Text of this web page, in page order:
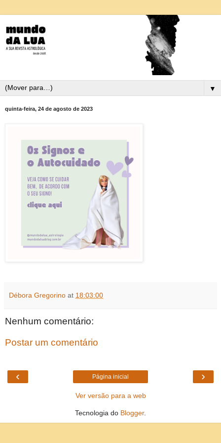
▼
quinta-feira, 24 de agosto de 2023
Débora Gregorino at 18:03:00
Nenhum comentário:
Postar um comentário
‹ ›
Página inicial
Ver versão para a web
Tecnologia do Blogger.